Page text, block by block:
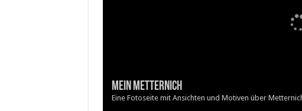
Mein Metternich
Eine Fotoseite mit Ansichten und Motiven über